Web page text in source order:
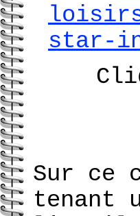
loisirs/
star-
Sur ce
tenant